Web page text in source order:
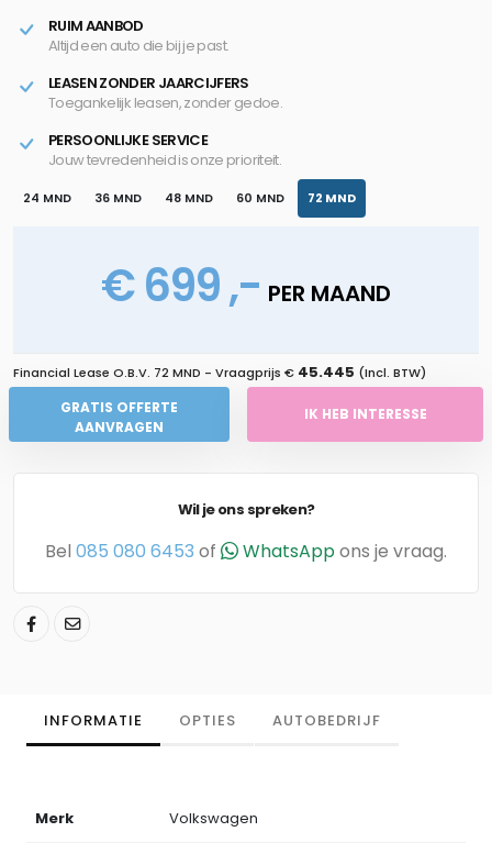
RUIM AANBOD
Altijd een auto die bij je past.
LEASEN ZONDER JAARCIJFERS
Toegankelijk leasen, zonder gedoe.
PERSOONLIJKE SERVICE
Jouw tevredenheid is onze prioriteit.
24 MND 36 MND 48 MND 60 MND 72 MND
€ 699 ,- PER MAAND
Financial Lease O.B.V. 72 MND - Vraagprijs € 45.445 (Incl. BTW)
GRATIS OFFERTE
AANVRAGEN
IK HEB INTERESSE
Wil je ons spreken?
Bel 085 080 6453 of WhatsAppons je vraag.
INFORMATIE OPTIES AUTOBEDRIJF
Merk Volkswagen